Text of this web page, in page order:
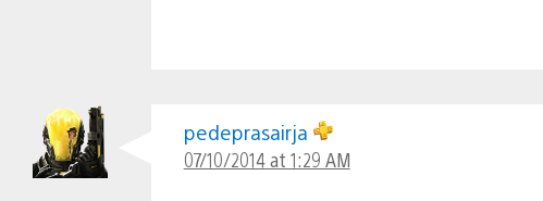
pedeprasairja
07/10/2014 at 1:29 AM